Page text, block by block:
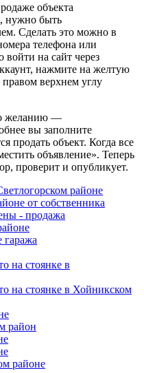
объекта
нужно быть
Сделать это можно в
телефона или
на сайт через
нажмите на желтую
верхнем углу
желанию —
вы заполните
продать объект. Когда все
объявление». Теперь
проверит и опубликует.
районе
от собственника
- продажа
гаража
на стоянке в
на стоянке в Хойникском
район
районе